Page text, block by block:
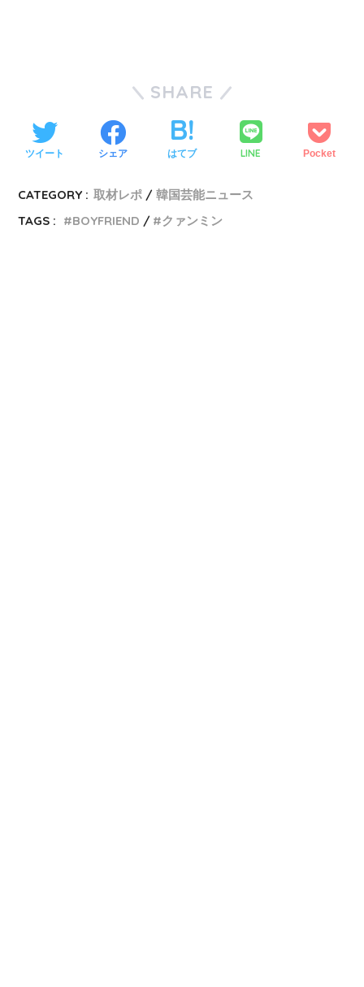
SHARE
ツイート シェア はてブ LINE Pocket
CATEGORY : 取材レポ
韓国芸能ニュース
TAGS :
BOYFRIEND クァンミン